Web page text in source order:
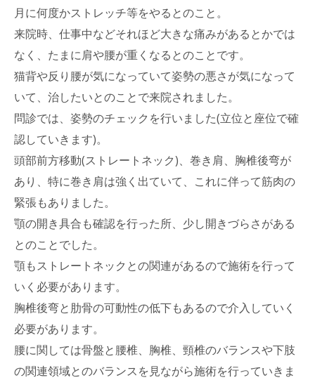
月に何度かストレッチ等をやるとのこと。
来院時、仕事中などそれほど大きな痛みがあるとかでは
なく、たまに肩や腰が重くなるとのことです。
猫背や反り腰が気になっていて姿勢の悪さが気になって
いて、治したいとのことで来院されました。
問診では、姿勢のチェックを行いました(立位と座位で確
認していきます)。
頭部前方移動(ストレートネック)、巻き肩、胸椎後弯が
あり、特に巻き肩は強く出ていて、これに伴って筋肉の
緊張もありました。
顎の開き具合も確認を行った所、少し開きづらさがある
とのことでした。
顎もストレートネックとの関連があるので施術を行って
いく必要があります。
胸椎後弯と肋骨の可動性の低下もあるので介入していく
必要があります。
腰に関しては骨盤と腰椎、胸椎、頸椎のバランスや下肢
の関連領域とのバランスを見ながら施術を行っていきま